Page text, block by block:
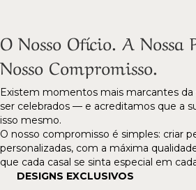
O Nosso Ofício. A Nossa
Nosso Compromisso.
Existem momentos mais marcantes
ser celebrados — e acreditamos que a
isso mesmo.
O nosso compromisso é simples: criar
personalizadas, com a máxima
que cada casal se sinta especial em
DESIGNS EXCLUSIVOS